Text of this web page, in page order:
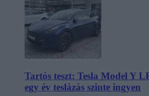
Tartós teszt: Tesla Model Y
egy év teslázás szinte ingyen